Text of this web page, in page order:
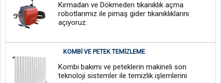
Kırmadan ve Dökmeden tıkanıklık açma
robotlarımız ile pimaş gider tıkanıklıklarını
açıyoruz.
KOMBI VE PETEK TEMIZLEME
Kombi bakımı ve peteklerin makineli son
teknoloji sistemler ile temizlik işlemlerini